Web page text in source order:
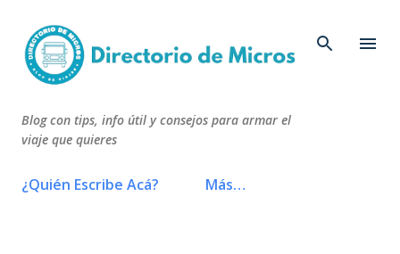
Blog con tips, info útil y consejos para armar el
viaje que quieres
¿Quién Escribe Acá? Más…